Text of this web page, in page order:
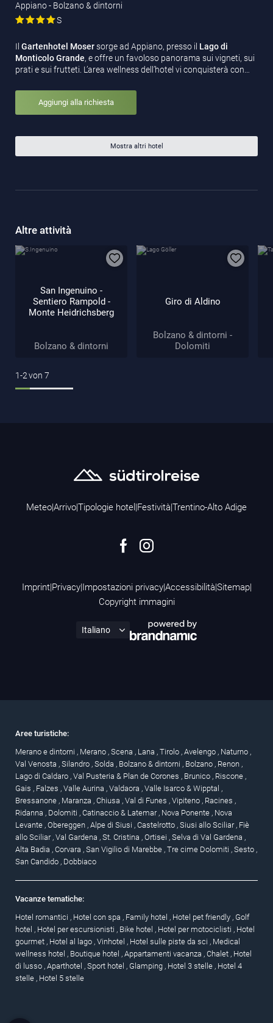
Appiano - Bolzano & dintorni
S
Il Gartenhotel Mosersorge ad Appiano, presso il Lago di
Monticolo Grande, e offre un favoloso panorama sui vigneti, sui
prati e sui frutteti. L’area wellness dell’hotel vi conquisterà con…
Aggiungi alla richiesta
Mostra altri hotel
Altre attività
San Ingenuino -
Sentiero Rampold -
Monte Heidrichsberg
Bolzano & dintorni
Giro di Aldino
Bolzano & dintorni -
Dolomiti
1-2von 7
Meteo|Arrivo|Tipologie hotel |Festività|Trentino-Alto Adige
Imprint|Privacy|Impostazioni privacy|Accessibilità|Sitemap|
Copyright immagini
Aree turistiche:
Merano e dintorni , Merano , Scena , Lana , Tirolo , Avelengo , Naturno ,
Val Venosta , Silandro , Solda , Bolzano & dintorni , Bolzano , Renon ,
Lago di Caldaro , Val Pusteria & Plan de Corones , Brunico , Riscone ,
Gais , Falzes , Valle Aurina , Valdaora , Valle Isarco & Wipptal ,
Bressanone , Maranza , Chiusa , Val di Funes , Vipiteno , Racines ,
Ridanna , Dolomiti , Catinaccio & Latemar , Nova Ponente , Nova
Levante , Obereggen , Alpe di Siusi , Castelrotto , Siusi allo Sciliar , Fiè
allo Sciliar , Val Gardena , St. Cristina , Ortisei , Selva di Val Gardena ,
Alta Badia , Corvara , San Vigilio di Marebbe , Tre cime Dolomiti , Sesto ,
San Candido , Dobbiaco
Vacanze tematiche:
Hotel romantici , Hotel con spa , Family hotel , Hotel pet friendly , Golf
hotel , Hotel per escursionisti , Bike hotel , Hotel per motociclisti , Hotel
gourmet , Hotel al lago , Vinhotel , Hotel sulle piste da sci , Medical
wellness hotel , Boutique hotel , Appartamenti vacanza , Chalet , Hotel
di lusso , Aparthotel , Sport hotel , Glamping , Hotel 3 stelle , Hotel 4
stelle , Hotel 5 stelle